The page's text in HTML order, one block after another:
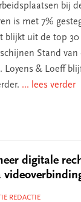
bij
is met 7%
blijkt uit de top
Stand
Loyens & Loeff
... lees verder
digitale
REDACTIE